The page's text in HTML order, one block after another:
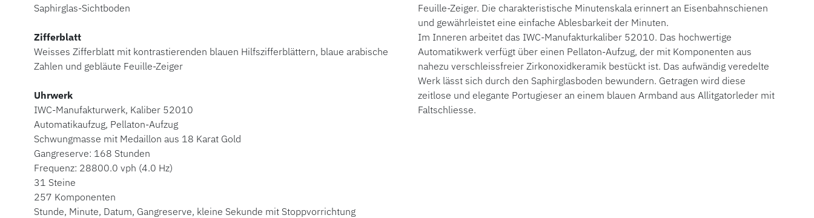
Saphirglas-Sichtboden
Zifferblatt
Weisses Zifferblatt mit kontrastierenden blauen Hilfszifferblättern, blaue arabische
Zahlen und gebläute Feuille-Zeiger
Uhrwerk
IWC-Manufakturwerk, Kaliber 52010
Automatikaufzug, Pellaton-Aufzug
Schwungmasse mit Medaillon aus 18 Karat Gold
Gangreserve: 168 Stunden
Frequenz: 28800.0 vph (4.0 Hz)
31 Steine
257 Komponenten
Stunde, Minute, Datum, Gangreserve, kleine Sekunde mit Stoppvorrichtung
Feuille-Zeiger. Die charakteristische Minutenskala erinnert an Eisenbahnschienen
und gewährleistet eine einfache Ablesbarkeit der Minuten.
Im Inneren arbeitet das IWC-Manufakturkaliber 52010. Das hochwertige
Automatikwerk verfügt über einen Pellaton-Aufzug, der mit Komponenten aus
nahezu verschleissfreier Zirkonoxidkeramik bestückt ist. Das aufwändig veredelte
Werk lässt sich durch den Saphirglasboden bewundern. Getragen wird diese
zeitlose und elegante Portugieser an einem blauen Armband aus Allitgatorleder mit
Faltschliesse.